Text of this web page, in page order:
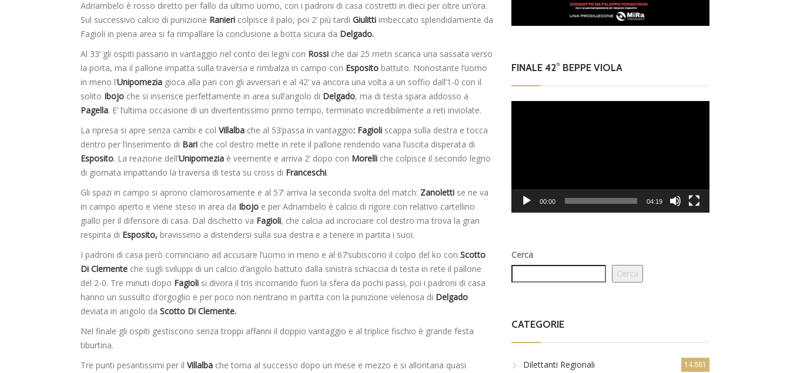
Adriambelo è rosso diretto per fallo da ultimo uomo, con i padroni di casa costretti in dieci per oltre un’ora.
Sul successivo calcio di punizione Ranieri colpisce il palo, poi 2’ più tardi Giulitti imbeccato splendidamente da
Fagioli in piena area si fa rimpallare la conclusione a botta sicura da Delgado.
Al 33’ gli ospiti passano in vantaggio nel conto dei legni con Rossi che dai 25 metri scarica una sassata verso
la porta, ma il pallone impatta sulla traversa e rimbalza in campo con Esposito battuto. Nonostante l’uomo
in meno l’Unipomezia gioca alla pari con gli avversari e al 42’ va ancora una volta a un soffio dall’1-0 con il
solito Ibojo che si inserisce perfettamente in area sull’angolo di Delgado, ma di testa spara addosso a
Pagella. E’ l’ultima occasione di un divertentissimo primo tempo, terminato incredibilmente a reti inviolate.
La ripresa si apre senza cambi e col Villalba che al 53’passa in vantaggio: Fagioli scappa sulla destra e tocca
dentro per l’inserimento di Bari che col destro mette in rete il pallone rendendo vana l’uscita disperata di
Esposito. La reazione dell’Unipomezia è veemente e arriva 2’ dopo con Morelli che colpisce il secondo legno
di giornata impattando la traversa di testa su cross di Franceschi.
Gli spazi in campo si aprono clamorosamente e al 57’ arriva la seconda svolta del match: Zanoletti se ne va
in campo aperto e viene steso in area da Ibojo e per Adriambelo è calcio di rigore con relativo cartellino
giallo per il difensore di casa. Dal dischetto va Fagioli, che calcia ad incrociare col destro ma trova la gran
respinta di Esposito, bravissimo a distendersi sulla sua destra e a tenere in partita i suoi.
I padroni di casa però cominciano ad accusare l’uomo in meno e al 67’subiscono il colpo del ko con Scotto
Di Clemente che sugli sviluppi di un calcio d’angolo battuto dalla sinistra schiaccia di testa in rete il pallone
del 2-0. Tre minuti dopo Fagioli si divora il tris incornando fuori la sfera da pochi passi, poi i padroni di casa
hanno un sussulto d’orgoglio e per poco non rientrano in partita con la punizione velenosa di Delgado
deviata in angolo da Scotto Di Clemente.
Nel finale gli ospiti gestiscono senza troppi affanni il doppio vantaggio e al triplice fischio è grande festa
tiburtina.
Tre punti pesantissimi per il Villalba che torna al successo dopo un mese e mezzo e si allontana quasi
FINALE 42° BEPPE VIOLA
00:00 04:19
Cerca
Cerca
CATEGORIE
Dilettanti Regionali 14.881